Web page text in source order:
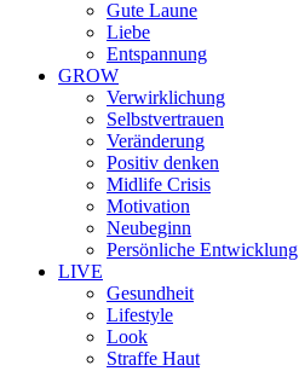
Gute Laune
Liebe
Entspannung
GROW
Verwirklichung
Selbstvertrauen
Veränderung
Positiv denken
Midlife Crisis
Motivation
Neubeginn
Persönliche Entwicklung
LIVE
Gesundheit
Lifestyle
Look
Straffe Haut